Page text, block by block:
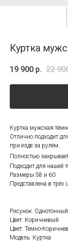
Куртка
19 900 р. 22
Куртка мужская
Отлично подходит
при езде за рулём.
Полностью
Подходит для нашей
Размеры 58 и 60
Представлена в
Рисунок: Однотонный
Цвет: Коричневый
Цвет: Темно-
Модель: Куртка